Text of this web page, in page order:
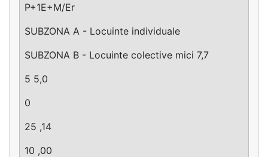
P+1E+M/Er
SUBZONA A - Locuinte individuale
SUBZONA B - Locuinte colective mici 7,7
5 5,0
0
25 ,14
10 ,00